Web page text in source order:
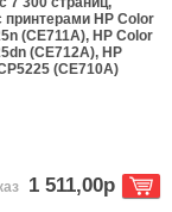
принтерами HP Color
(CE711A), HP Color
(CE712A), HP
(CE710A)
1 511,00р